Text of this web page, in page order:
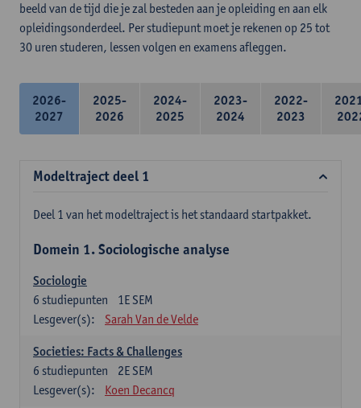
beeld van de tijd die je zal besteden aan je opleiding en aan elk
opleidingsonderdeel. Per studiepunt moet je rekenen op 25 tot
30 uren studeren, lessen volgen en examens afleggen.
2026-
2027
2025-
2026
2024-
2025
2023-
2024
2022-
2023
Modeltraject deel 1
Deel 1 van het modeltraject is het standaard startpakket.
Domein 1. Sociologische analyse
Sociologie
1E SEM
6 studiepunten
Lesgever(s):
Sarah Van de Velde
Societies: Facts & Challenges
2E SEM
6 studiepunten
Lesgever(s):
Koen Decancq